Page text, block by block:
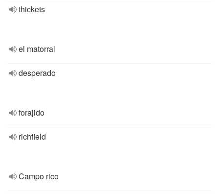
thickets
el matorral
desperado
forajido
richfield
Campo rico